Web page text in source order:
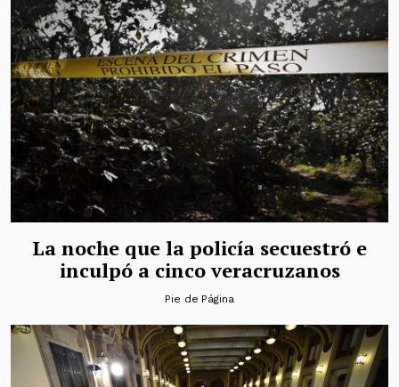
La noche que la policía secuestró e
inculpó a cinco veracruzanos
Pie de Página